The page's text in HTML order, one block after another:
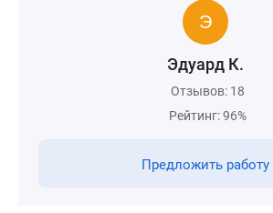
Эдуард К.
Отзывов: 18
Рейтинг: 96%
Предложить работу